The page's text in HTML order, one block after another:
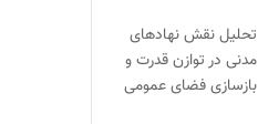
تحلیل نقش نهادهای
مدنی در توازن قدرت و
بازسازی فضای عمومی